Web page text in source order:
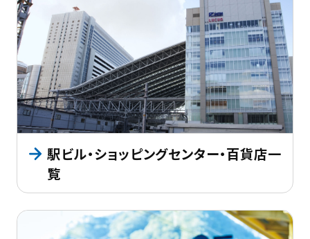
駅ビル・ショッピングセンター・百貨店一
覧